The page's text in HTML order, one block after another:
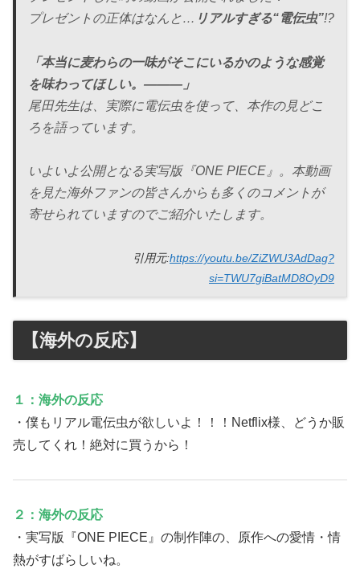
プレゼントの正体はなんと… リアルすぎる“電伝虫”!?
「本当に麦わらの一味がそこにいるかのような感覚
を味わってほしい。―――」
尾田先生は、実際に電伝虫を使って、本作の見どこ
ろを語っています。
いよいよ公開となる実写版『ONE PIECE』。本動画
を見た海外ファンの皆さんからも多くのコメントが
寄せられていますのでご紹介いたします。
引用元:https://youtu.be/ZiZWU3AdDag?
si=TWU7giBatMD8OyD9
【海外の反応】
１：海外の反応
・僕もリアル電伝虫が欲しいよ！！！Netflix様、どうか販
売してくれ！絶対に買うから！
２：海外の反応
・実写版『ONE PIECE』の制作陣の、原作への愛情・情
熱がすばらしいね。